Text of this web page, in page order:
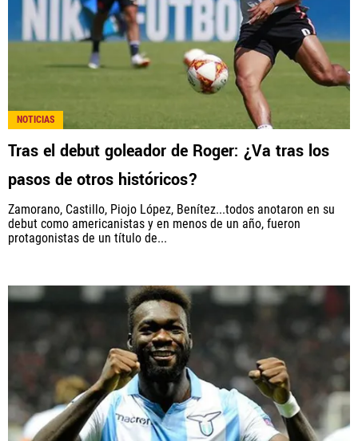
NOTICIAS
Tras el debut goleador de Roger: ¿Va tras los
pasos de otros históricos?
Zamorano, Castillo, Piojo López, Benítez...todos anotaron en su
debut como americanistas y en menos de un año, fueron
protagonistas de un título de...